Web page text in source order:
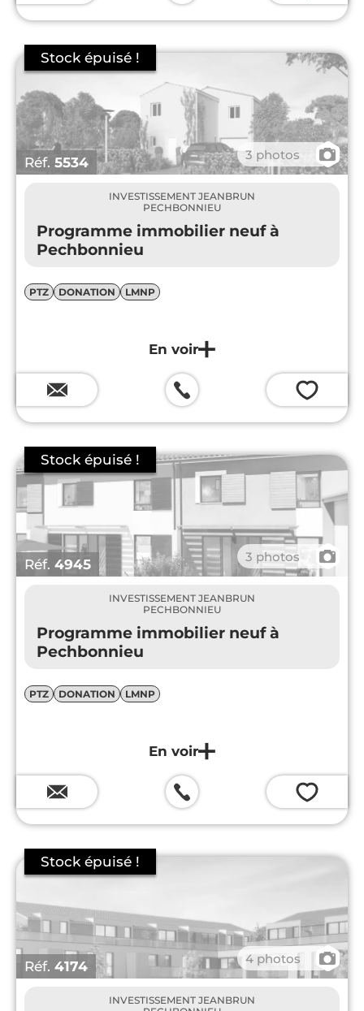
Réf. 5534 3 photos 📷
INVESTISSEMENT JEANBRUN
PECHBONNIEU
Programme immobilier neuf à
Pechbonnieu
PTZ DONATION LMNP
💗
Réf. 4945 3 photos 📷
INVESTISSEMENT JEANBRUN
PECHBONNIEU
Programme immobilier neuf à
Pechbonnieu
PTZ DONATION LMNP
💗
Réf. 4174 4 photos 📷
INVESTISSEMENT JEANBRUN